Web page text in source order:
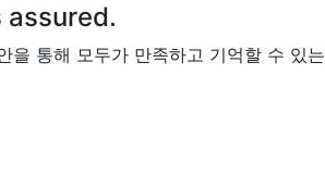
을 통해 모두가 만족하고 기억할 수 있는